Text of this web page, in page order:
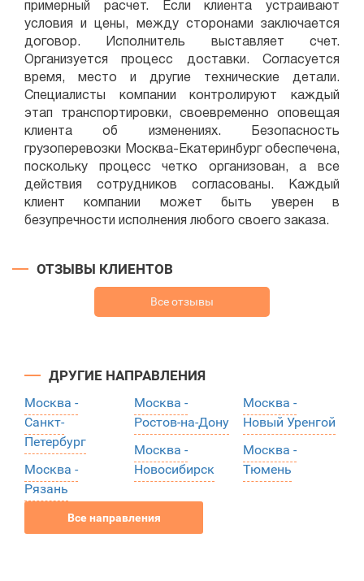
примерный расчет. Если клиента устраивают
условия и цены, между сторонами заключается
договор. Исполнитель выставляет счет.
Организуется процесс доставки. Согласуется
время, место и другие технические детали.
Специалисты компании контролируют каждый
этап транспортировки, своевременно оповещая
клиента об изменениях. Безопасность
грузоперевозки Москва-Екатеринбург обеспечена,
поскольку процесс четко организован, а все
действия сотрудников согласованы. Каждый
клиент компании может быть уверен в
безупречности исполнения любого своего заказа.
ОТЗЫВЫ КЛИЕНТОВ
Все отзывы
ДРУГИЕ НАПРАВЛЕНИЯ
Москва -
Санкт-
Петербург
Москва -
Рязань
Москва -
Ростов-на-Дону
Москва -
Новосибирск
Москва -
Новый Уренгой
Москва -
Тюмень
Все направления